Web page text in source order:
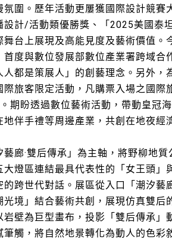
氛圍。歷年活動更屢獲國際設計競賽
設計/活動類優勝獎、「2025美國泰
舞台上展現及高能見度及藝術價值。
首度與數位發展部數位產業署跨域合
人都是策展人」的創藝理念。另外，
際旅客限定活動，凡購票入場之國際
期盼透過數位藝術活動，帶動皇冠
地伴手禮等周邊產業，共創在地夜經
廊·雙后傳承」為主軸，將野柳地
大燈區連結最具代表性的「女王頭」
的跨世代對話。展區從入口「潮汐藝
光境」結合藝術共創，展現仿真雙后
岩壁為巨型畫布，投影「雙后傳承
筆觸，將自然地景轉化為動人的色彩